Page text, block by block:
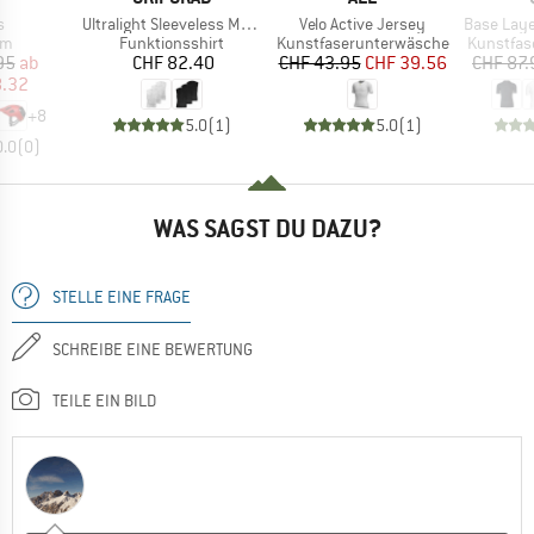
Preis
ab
+8
(0)
Artikel
Ultralight Sleeveless Mesh Baselayer 3-Pack
Produktgruppe
Funktionsshirt
Preis
CHF 82.40
5.0(1 )
Artikel
Velo Active Jersey
Produktgruppe
Kunstfaserunterwäsche
Preis
CHF 43.95reduzierter Preis
CHF 39.56
5.0(1 )
Artikel
Base
CHF
WAS SAGST DU DAZU?
STELLE EINE FRAGE
SCHREIBE EINE BEWERTUNG
TEILE EIN BILD